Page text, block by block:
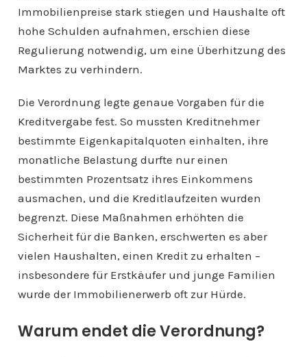
Immobilienpreise stark stiegen und Haushalte oft
hohe Schulden aufnahmen, erschien diese
Regulierung notwendig, um eine Überhitzung des
Marktes zu verhindern.
Die Verordnung legte genaue Vorgaben für die
Kreditvergabe fest. So mussten Kreditnehmer
bestimmte Eigenkapitalquoten einhalten, ihre
monatliche Belastung durfte nur einen
bestimmten Prozentsatz ihres Einkommens
ausmachen, und die Kreditlaufzeiten wurden
begrenzt. Diese Maßnahmen erhöhten die
Sicherheit für die Banken, erschwerten es aber
vielen Haushalten, einen Kredit zu erhalten –
insbesondere für Erstkäufer und junge Familien
wurde der Immobilienerwerb oft zur Hürde.
Warum endet die Verordnung?